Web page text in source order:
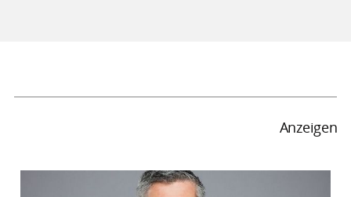
Anzeigen